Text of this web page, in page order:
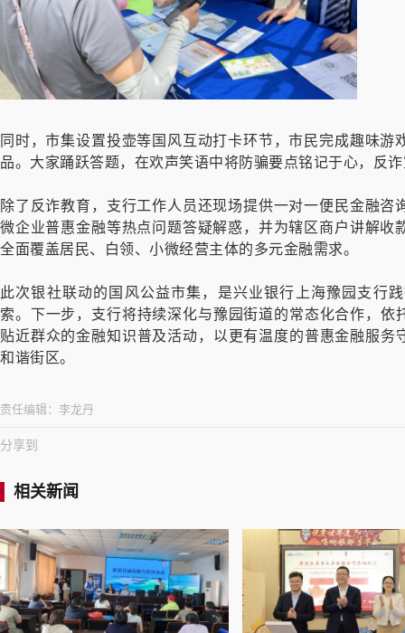
同时，市集设置投壶等国风互动打卡环节，市民完成趣味
品。大家踊跃答题，在欢声笑语中将防骗要点铭记于心，反
除了反诈教育，支行工作人员还现场提供一对一便民金融
微企业普惠金融等热点问题答疑解惑，并为辖区商户讲解
全面覆盖居民、白领、小微经营主体的多元金融需求。
此次银社联动的国风公益市集，是兴业银行上海豫园支行
索。下一步，支行将持续深化与豫园街道的常态化合作，依
贴近群众的金融知识普及活动，以更有温度的普惠金融服务
和谐街区。
责任编辑： 李龙丹
分享到
相关新闻